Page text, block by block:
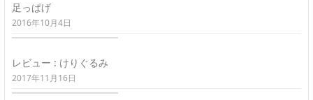
足っぱげ
2016年10月4日
レビュー : けりぐるみ
2017年11月16日